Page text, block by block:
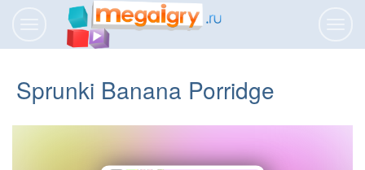
Переключить
навигацию
Sprunki Banana Porridge